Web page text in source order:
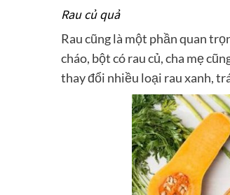
Rau củ quả
Rau cũng là một phần quan
cháo, bột có rau củ, cha mẹ
thay đổi nhiều loại rau xanh,